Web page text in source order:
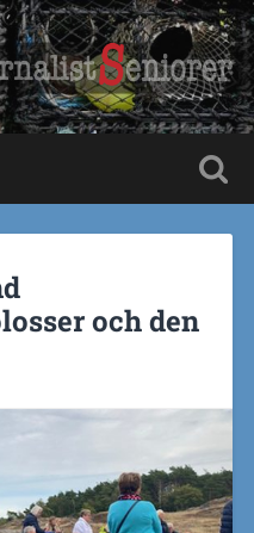
och den